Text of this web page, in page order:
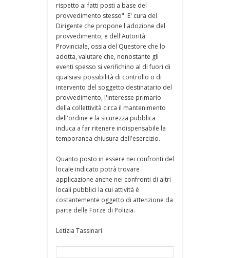
rispetto ai fatti posti a base del
provvedimento stesso". E' cura del
Dirigente che propone l'adozione del
provvedimento, e dell'Autorità
Provinciale, ossia del Questore che lo
adotta, valutare che, nonostante gli
eventi spesso si verifichino al di fuori di
qualsiasi possibilità di controllo o di
intervento del soggetto destinatario del
provvedimento, l'interesse primario
della collettività circa il mantenimento
dell'ordine e la sicurezza pubblica
induca a far ritenere indispensabile la
temporanea chiusura dell'esercizio.
Quanto posto in essere nei confronti del
locale indicato potrà trovare
applicazione anche nei confronti di altri
locali pubblici la cui attività è
costantemente oggetto di attenzione da
parte delle Forze di Polizia.
Letizia Tassinari